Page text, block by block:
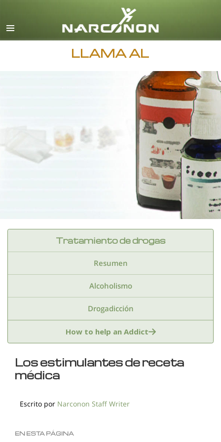
Español
Todas las Regiones/Idiomas
LLAMA AL
Tratamiento de drogas
Resumen
Alcoholismo
Drogadicción
Benzodiazepinas
Estimulantes
How to help an Addict
Los estimulantes de receta
médica
Escrito por Narconon Staff Writer
EN ESTA PÁGINA